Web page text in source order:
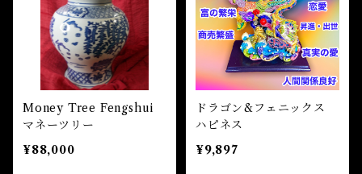
Money Tree Fengshui
マネーツリー
¥88,000
ドラゴン&フェニックス
ハピネス
¥9,897